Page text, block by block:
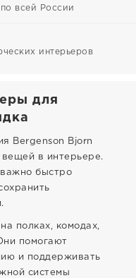
всей России
интерьеров
для
Bergenson Bjorn
в интерьере.
быстро
полках, комодах,
помогают
и поддерживать
системы